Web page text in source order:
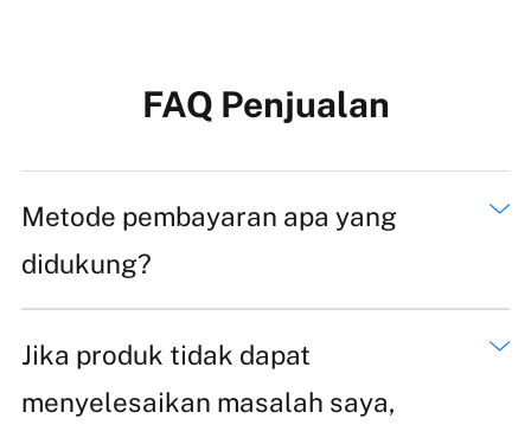
FAQ Penjualan
Metode pembayaran apa yang
didukung?
Jika produk tidak dapat
menyelesaikan masalah saya,